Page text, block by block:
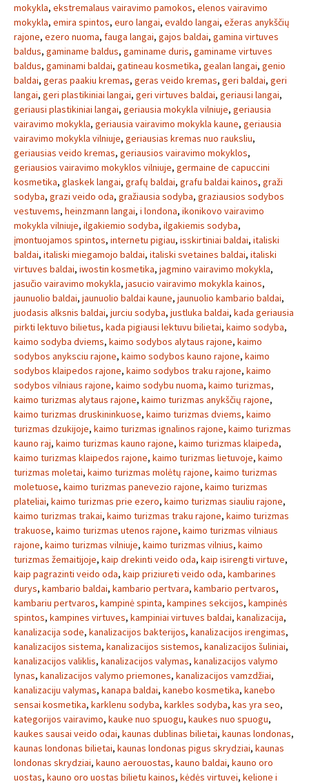
mokykla, ekstremalaus vairavimo pamokos, elenos vairavimo
mokykla, emira spintos, euro langai, evaldo langai, ežeras anykščių
rajone, ezero nuoma, fauga langai, gajos baldai, gamina virtuves
baldus, gaminame baldus, gaminame duris, gaminame virtuves
baldus, gaminami baldai, gatineau kosmetika, gealan langai, genio
baldai, geras paakiu kremas, geras veido kremas, geri baldai, geri
langai, geri plastikiniai langai, geri virtuves baldai, geriausi langai,
geriausi plastikiniai langai, geriausia mokykla vilniuje, geriausia
vairavimo mokykla, geriausia vairavimo mokykla kaune, geriausia
vairavimo mokykla vilniuje, geriausias kremas nuo rauksliu,
geriausias veido kremas, geriausios vairavimo mokyklos,
geriausios vairavimo mokyklos vilniuje, germaine de capuccini
kosmetika, glaskek langai, grafų baldai, grafu baldai kainos, graži
sodyba, grazi veido oda, gražiausia sodyba, graziausios sodybos
vestuvems, heinzmann langai, i londona, ikonikovo vairavimo
mokykla vilniuje, ilgakiemio sodyba, ilgakiemis sodyba,
įmontuojamos spintos, internetu pigiau, isskirtiniai baldai, italiski
baldai, italiski miegamojo baldai, italiski svetaines baldai, italiski
virtuves baldai, iwostin kosmetika, jagmino vairavimo mokykla,
jasučio vairavimo mokykla, jasucio vairavimo mokykla kainos,
jaunuolio baldai, jaunuolio baldai kaune, jaunuolio kambario baldai,
juodasis alksnis baldai, jurciu sodyba, justluka baldai, kada geriausia
pirkti lektuvo bilietus, kada pigiausi lektuvu bilietai, kaimo sodyba,
kaimo sodyba dviems, kaimo sodybos alytaus rajone, kaimo
sodybos anyksciu rajone, kaimo sodybos kauno rajone, kaimo
sodybos klaipedos rajone, kaimo sodybos traku rajone, kaimo
sodybos vilniaus rajone, kaimo sodybu nuoma, kaimo turizmas,
kaimo turizmas alytaus rajone, kaimo turizmas anykščių rajone,
kaimo turizmas druskininkuose, kaimo turizmas dviems, kaimo
turizmas dzukijoje, kaimo turizmas ignalinos rajone, kaimo turizmas
kauno raj, kaimo turizmas kauno rajone, kaimo turizmas klaipeda,
kaimo turizmas klaipedos rajone, kaimo turizmas lietuvoje, kaimo
turizmas moletai, kaimo turizmas molėtų rajone, kaimo turizmas
moletuose, kaimo turizmas panevezio rajone, kaimo turizmas
plateliai, kaimo turizmas prie ezero, kaimo turizmas siauliu rajone,
kaimo turizmas trakai, kaimo turizmas traku rajone, kaimo turizmas
trakuose, kaimo turizmas utenos rajone, kaimo turizmas vilniaus
rajone, kaimo turizmas vilniuje, kaimo turizmas vilnius, kaimo
turizmas žemaitijoje, kaip drekinti veido oda, kaip isirengti virtuve,
kaip pagrazinti veido oda, kaip priziureti veido oda, kambarines
durys, kambario baldai, kambario pertvara, kambario pertvaros,
kambariu pertvaros, kampinė spinta, kampines sekcijos, kampinės
spintos, kampines virtuves, kampiniai virtuves baldai, kanalizacija,
kanalizacija sode, kanalizacijos bakterijos, kanalizacijos irengimas,
kanalizacijos sistema, kanalizacijos sistemos, kanalizacijos šuliniai,
kanalizacijos valiklis, kanalizacijos valymas, kanalizacijos valymo
lynas, kanalizacijos valymo priemones, kanalizacijos vamzdžiai,
kanalizaciju valymas, kanapa baldai, kanebo kosmetika, kanebo
sensai kosmetika, karklenu sodyba, karkles sodyba, kas yra seo,
kategorijos vairavimo, kauke nuo spuogu, kaukes nuo spuogu,
kaukes sausai veido odai, kaunas dublinas bilietai, kaunas londonas,
kaunas londonas bilietai, kaunas londonas pigus skrydziai, kaunas
londonas skrydziai, kauno aerouostas, kauno baldai, kauno oro
uostas, kauno oro uostas bilietu kainos, kėdės virtuvei, kelione i